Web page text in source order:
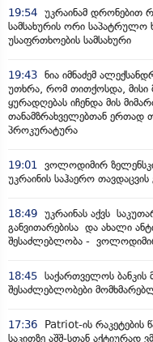
19:54 უკრაინამ დრონებით
სამსახურის ორი საპატრულო
უსაფრთხოების სამსახური
19:43 ნია იმნაძემ
უთხრა, რომ თითქოსდა, მისი
ყურადღებას იჩენდა მის
თანამზრახველებთან ერთად
პროკურატურა
19:01
ვოლოდიმირ
უკრაინის საჰაერო
18:49 უკრაინას აქვს
განვითარებისა და ახალი
შესაძლებლობა -
18:45 საქართველოს ბანკის
შესაძლებლობები
17:36
Patriot-ის რაკეტების
საკითზე აშშ-სთან აქტიურად